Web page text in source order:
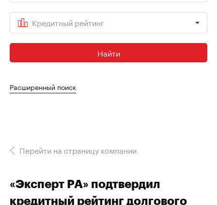
Кредитный рейтинг
Найти
Расширенный поиск
Перейти на страницу компании
«Эксперт РА» подтвердил
кредитный рейтинг долгового